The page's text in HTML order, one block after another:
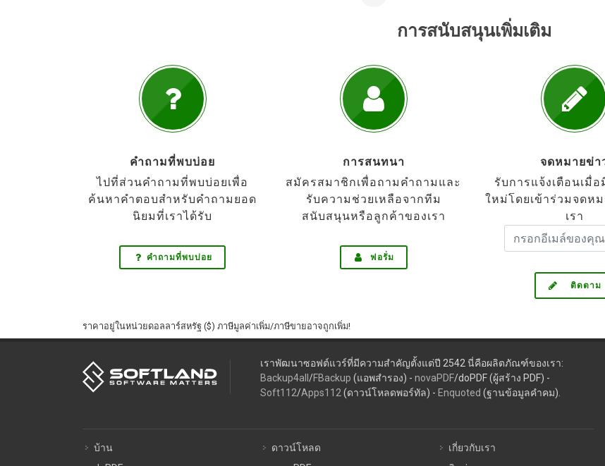
การสนับสนุนเพิ่มเติม
คำถามที่พบบ่อย
ไปที่ส่วนคำถามที่พบบ่อยเพื่อ
ค้นหาคำตอบสำหรับคำถามยอด
นิยมที่เราได้รับ
คำถามที่พบบ่อย
การสนทนา
สมัครสมาชิกเพื่อถามคำถามและ
รับความช่วยเหลือจากทีม
สนับสนุนหรือลูกค้าของเรา
ฟอรั่ม
จดหมายข่า
รับการแจ้งเตือนเมื่
ใหม่โดยเข้าร่วมจดห
เรา
ติดตาม
ราคาอยู่ในหน่วยดอลลาร์สหรัฐ ($) ภาษีมูลค่าเพิ่ม/ภาษีขายอาจถูกเพิ่ม!
เราพัฒนาซอฟต์แวร์ที่มีความสำคัญตั้งแต่ปี 2542 นี่คือผลิตภัณฑ์ของเรา:
Backup4all /FBackup (แอพสำรอง) - novaPDF/doPDF (ผู้สร้าง PDF) -
Soft112/Apps112 (ดาวน์โหลดพอร์ทัล) - Enquoted (ฐานข้อมูลคำคม).
บ้าน
ดาวน์โหลด
เกี่ยวกับเรา